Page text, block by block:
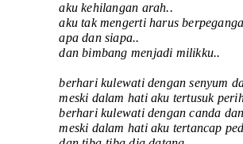
aku kehilangan arah..
aku tak mengerti harus
apa dan siapa..
dan bimbang menjadi milikku..
berhari kulewati dengan senyum
meski dalam hati aku tertusuk
berhari kulewati dengan canda
meski dalam hati aku tertancap